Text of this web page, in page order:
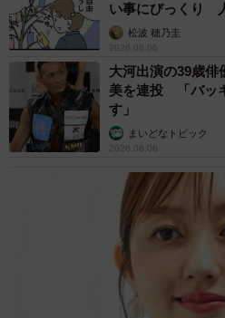
い事にびっくり
松波 穂乃圭
2026.08.06
大河出演の39歳
美を連投 「バッ
す」
まいどなトピック
2026.08.06